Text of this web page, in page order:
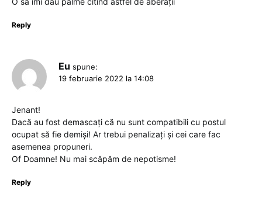
Reply
Eu spune:
19 februarie 2022 la 14:08
Jenant!
Dacă au fost demascați că nu sunt compatibili cu postul
ocupat să fie demiși! Ar trebui penalizați și cei care fac
asemenea propuneri.
Of Doamne! Nu mai scăpăm de nepotisme!
Reply